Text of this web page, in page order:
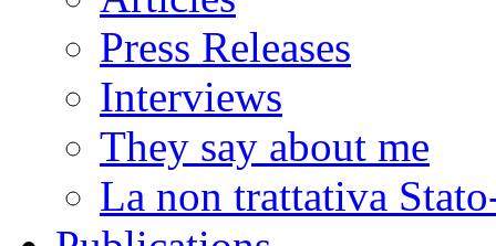
Press Releases
Interviews
They say about me
La non trattativa